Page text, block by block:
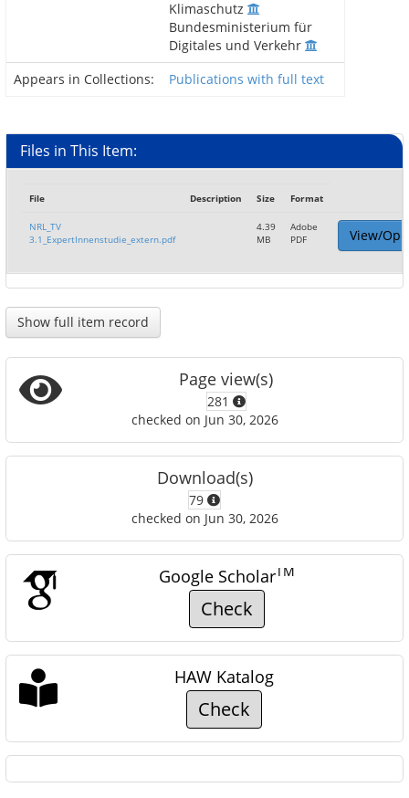
Klimaschutz
Bundesministerium für
Digitales und Verkehr
Appears in Collections:
Publications with full text
Files in This Item:
File Description Size Format
NRL_TV
3.1_ExpertInnenstudie_extern.pdf
4.39
MB
Adobe
PDF
View/
Show full item record
Page view(s)
281
checked on Jun 30, 2026
Download(s)
79
checked on Jun 30, 2026
Google ScholarTM
Check
HAW Katalog
Check